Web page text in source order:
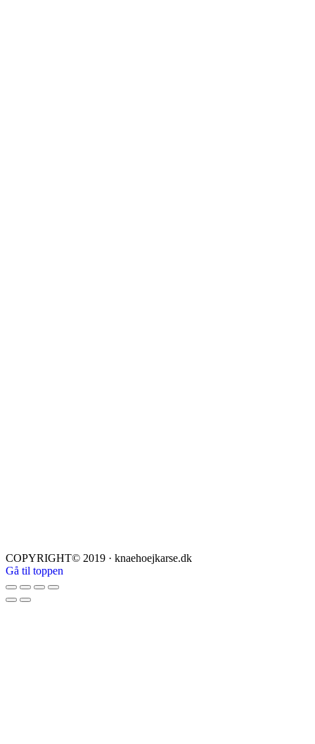
COPYRIGHT© 2019 · knaehoejkarse.dk
Gå til toppen